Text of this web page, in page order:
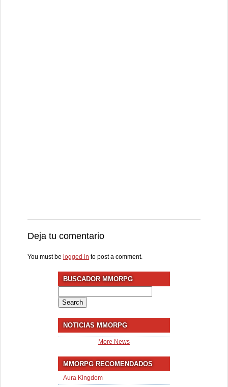
Deja tu comentario
You must be logged in to post a comment.
BUSCADOR MMORPG
for:
NOTICIAS MMORPG
More News
MMORPG RECOMENDADOS
Aura Kingdom